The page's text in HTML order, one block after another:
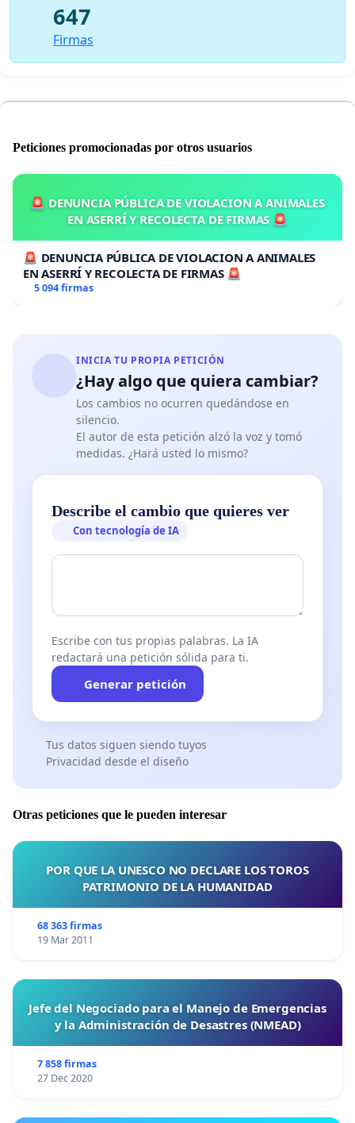
Lugar de la comunidad LGBTQ en la Iglesia
Papel de las pequeñas comunidades cristianas
Transparencia y rendición de cuentas en el abuso
sexual clerical, los delitos financieros y su uso del
647
Firmas
Peticiones promocionadas por otros usuarios
🚨 DENUNCIA PÚBLICA DE VIOLACION A ANIMALES
EN ASERRÍ Y RECOLECTA DE FIRMAS 🚨
🚨 DENUNCIA PÚBLICA DE VIOLACION A ANIMALES
EN ASERRÍ Y RECOLECTA DE FIRMAS 🚨
5 094 firmas
INICIA TU PROPIA PETICIÓN
¿Hay algo que quiera cambiar?
Los cambios no ocurren quedándose en
silencio.
El autor de esta petición alzó la voz y tomó
medidas. ¿Hará usted lo mismo?
Describe el cambio que quieres ver
Con tecnología de IA
Escribe con tus propias palabras. La IA
redactará una petición sólida para ti.
Generar petición
Tus datos siguen siendo tuyos
Privacidad desde el diseño
Otras peticiones que le pueden interesar
POR QUE LA UNESCO NO DECLARE LOS TOROS
PATRIMONIO DE LA HUMANIDAD
68 363 firmas
19 Mar 2011
Jefe del Negociado para el Manejo de Emergencias
y la Administración de Desastres (NMEAD)
7 858 firmas
27 Dec 2020